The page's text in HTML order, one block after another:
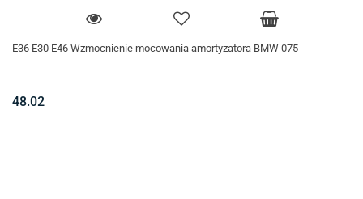
E36 E30 E46 Wzmocnienie mocowania amortyzatora BMW 075
48.02